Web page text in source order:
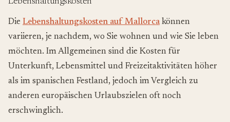
Die Lebenshaltungskosten auf Mallorcakönnen
variieren, je nachdem, wo Sie wohnen und wie Sie leben
möchten. Im Allgemeinen sind die Kosten für
Unterkunft, Lebensmittel und Freizeitaktivitäten höher
als im spanischen Festland, jedoch im Vergleich zu
anderen europäischen Urlaubszielen oft noch
erschwinglich.